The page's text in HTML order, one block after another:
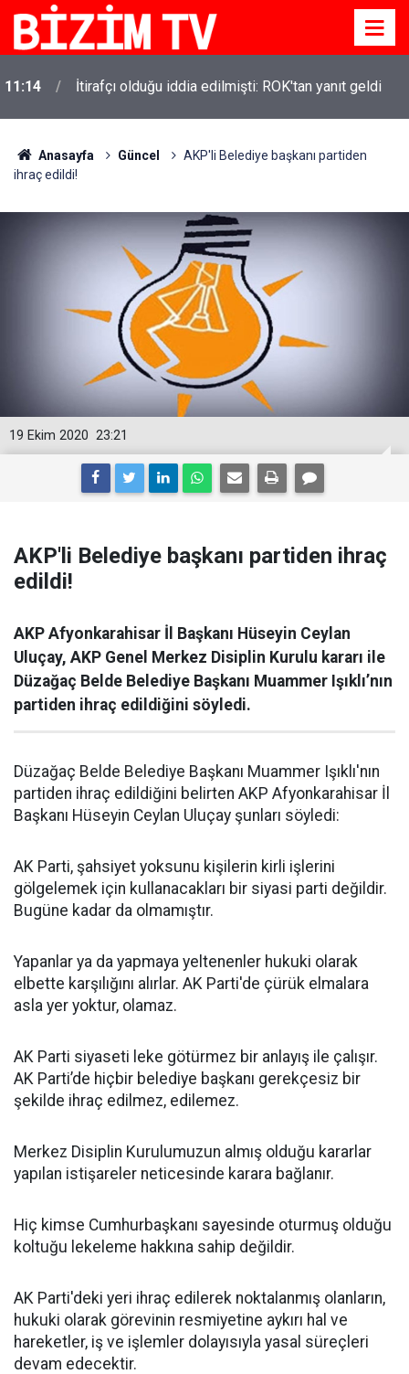
11:14 İtirafçı olduğu iddia edilmişti: ROK'tan yanıt geldi
Anasayfa Güncel
AKP'li Belediye başkanı partiden
ihraç edildi!
23:21
19 Ekim 2020
AKP'li Belediye başkanı partiden ihraç
edildi!
AKP Afyonkarahisar İl Başkanı Hüseyin Ceylan
Uluçay, AKP Genel Merkez Disiplin Kurulu kararı ile
Düzağaç Belde Belediye Başkanı Muammer Işıklı’nın
partiden ihraç edildiğini söyledi.
Düzağaç Belde Belediye Başkanı Muammer Işıklı'nın
partiden ihraç edildiğini belirten AKP Afyonkarahisar İl
Başkanı Hüseyin Ceylan Uluçay şunları söyledi:
AK Parti, şahsiyet yoksunu kişilerin kirli işlerini
gölgelemek için kullanacakları bir siyasi parti değildir.
Bugüne kadar da olmamıştır.
Yapanlar ya da yapmaya yeltenenler hukuki olarak
elbette karşılığını alırlar. AK Parti'de çürük elmalara
asla yer yoktur, olamaz.
AK Parti siyaseti leke götürmez bir anlayış ile çalışır.
AK Parti’de hiçbir belediye başkanı gerekçesiz bir
şekilde ihraç edilmez, edilemez.
Merkez Disiplin Kurulumuzun almış olduğu kararlar
yapılan istişareler neticesinde karara bağlanır.
Hiç kimse Cumhurbaşkanı sayesinde oturmuş olduğu
koltuğu lekeleme hakkına sahip değildir.
AK Parti'deki yeri ihraç edilerek noktalanmış olanların,
hukuki olarak görevinin resmiyetine aykırı hal ve
hareketler, iş ve işlemler dolayısıyla yasal süreçleri
devam edecektir.